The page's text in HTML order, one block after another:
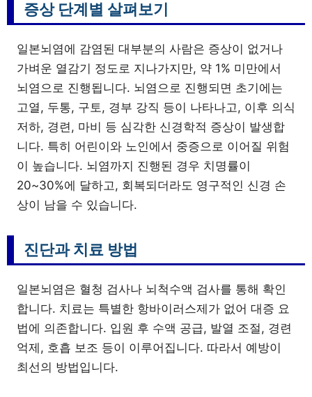
증상 단계별 살펴보기
일본뇌염에 감염된 대부분의 사람은 증상이 없거나
가벼운 열감기 정도로 지나가지만, 약 1% 미만에서
뇌염으로 진행됩니다. 뇌염으로 진행되면 초기에는
고열, 두통, 구토, 경부 강직 등이 나타나고, 이후 의식
저하, 경련, 마비 등 심각한 신경학적 증상이 발생합
니다. 특히 어린이와 노인에서 중증으로 이어질 위험
이 높습니다. 뇌염까지 진행된 경우 치명률이
20~30%에 달하고, 회복되더라도 영구적인 신경 손
상이 남을 수 있습니다.
진단과 치료 방법
일본뇌염은 혈청 검사나 뇌척수액 검사를 통해 확인
합니다. 치료는 특별한 항바이러스제가 없어 대증 요
법에 의존합니다. 입원 후 수액 공급, 발열 조절, 경련
억제, 호흡 보조 등이 이루어집니다. 따라서 예방이
최선의 방법입니다.